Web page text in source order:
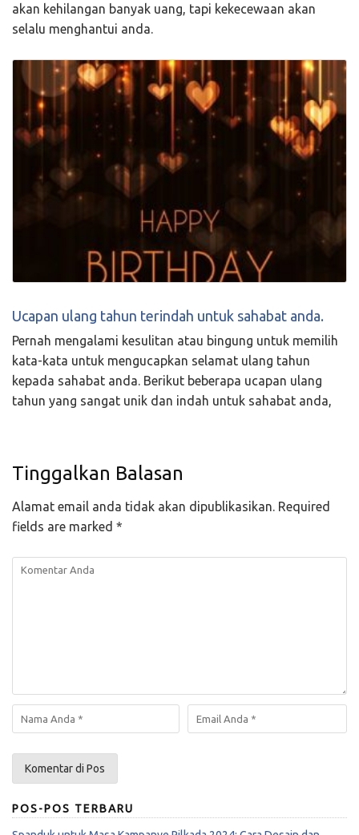
akan kehilangan banyak uang, tapi kekecewaan akan
selalu menghantui anda.
Ucapan ulang tahun terindah untuk sahabat anda.
Pernah mengalami kesulitan atau bingung untuk memilih
kata-kata untuk mengucapkan selamat ulang tahun
kepada sahabat anda. Berikut beberapa ucapan ulang
tahun yang sangat unik dan indah untuk sahabat anda,
Tinggalkan Balasan
Alamat email anda tidak akan dipublikasikan. Required
fields are marked *
POS-POS TERBARU